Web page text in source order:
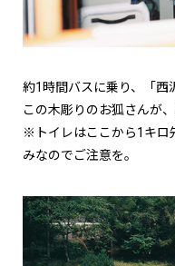
約1時間バスに乗り、「西
この木彫りのお狐さんが
※トイレはここから1キロ
みなのでご注意を。